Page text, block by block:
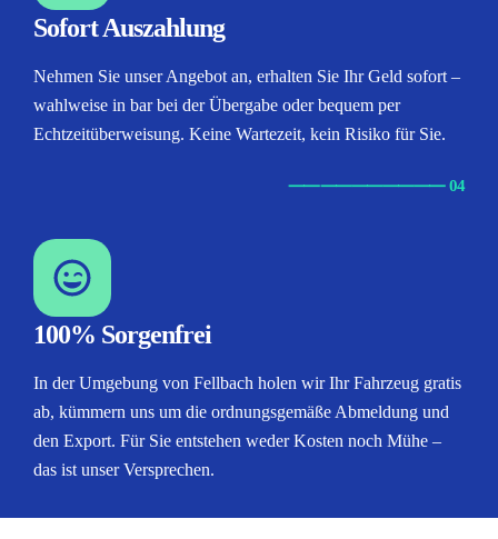
Sofort Auszahlung
Nehmen Sie unser Angebot an, erhalten Sie Ihr Geld sofort –
wahlweise in bar bei der Übergabe oder bequem per
Echtzeitüberweisung. Keine Wartezeit, kein Risiko für Sie.
⸺⸺⸺⸺⸺ 04
100% Sorgenfrei
In der Umgebung von Fellbach holen wir Ihr Fahrzeug gratis
ab, kümmern uns um die ordnungsgemäße Abmeldung und
den Export. Für Sie entstehen weder Kosten noch Mühe –
das ist unser Versprechen.